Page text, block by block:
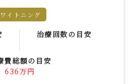
イトニング
治療回数の目安
費総額の目安
636万円